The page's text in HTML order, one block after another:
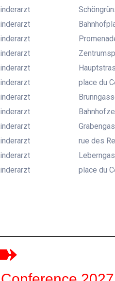
place du
rue des
place du